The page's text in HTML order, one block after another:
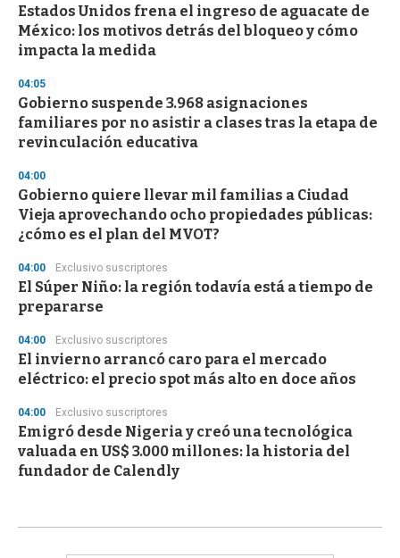
Estados Unidos frena el ingreso de aguacate de
México: los motivos detrás del bloqueo y cómo
impacta la medida
04:05
Gobierno suspende 3.968 asignaciones
familiares por no asistir a clases tras la etapa de
revinculación educativa
04:00
Gobierno quiere llevar mil familias a Ciudad
Vieja aprovechando ocho propiedades públicas:
¿cómo es el plan del MVOT?
04:00 Exclusivo suscriptores
El Súper Niño: la región todavía está a tiempo de
prepararse
04:00 Exclusivo suscriptores
El invierno arrancó caro para el mercado
eléctrico: el precio spot más alto en doce años
04:00 Exclusivo suscriptores
Emigró desde Nigeria y creó una tecnológica
valuada en US$ 3.000 millones: la historia del
fundador de Calendly